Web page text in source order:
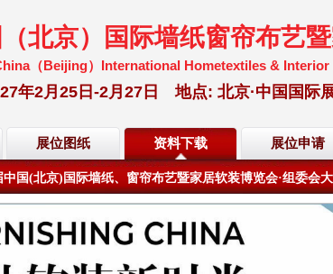
北京）国际墙纸窗帘布艺
（Beijing）International Hometextiles &
年2月25日-2月27日 地点: 北京·中国国际
展位图纸 资料下载 展位申请
展会开幕倒计时还有 天09小时28
中国(北京)国际墙纸、窗帘布艺暨家居软装博览会·组委会